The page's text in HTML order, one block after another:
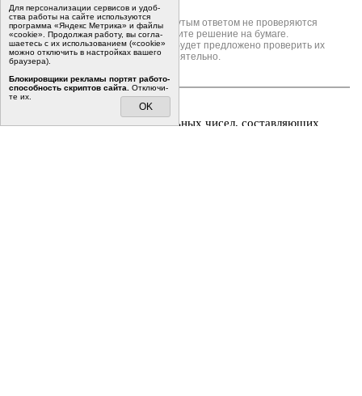
Решения заданий с развернутым ответом не проверяются
автоматически. Запишите решение на бумаге.
На следующей странице вам будет предложено проверить их
самостоятельно.
521411
Даныnраз­лич­ных на­ту­раль­ных чисел, со­став­ля­ю­щих
Для пер­со­на­ли­за­ции сер­ви­сов и удоб­
ства ра­бо­ты на сайте ис­поль­зу­ют­ся
программа «Яндекс Метрика» и файлы
«cookie». Про­дол­жая ра­бо­ту, вы со­гла­
ша­е­тесь с их ис­поль­зо­ва­ни­ем («cookie»
мо­жно от­клю­чить в на­строй­ках ва­ше­го
бра­у­зе­ра).
Бло­ки­ров­щи­ки ре­кла­мы пор­тят ра­бо­то­
спо­соб­ность скрип­тов сайта.
Отклю­чи­
те их.
OK